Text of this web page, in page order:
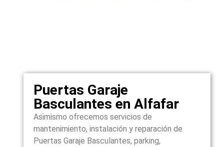
Puertas Garaje
Basculantes en Alfafar
Asimismo ofrecemos servicios de
mantenimiento, instalación y reparación de
Puertas Garaje Basculantes, parking,